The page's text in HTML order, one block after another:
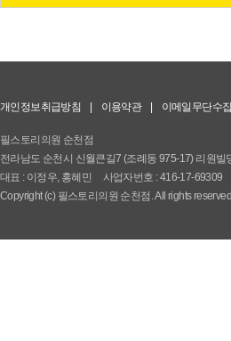
개인정보취급방침 이용약관 이메일무단수
필스토리의원 순천점
전라남도 순천시 신월큰길7 (조례동 975-17) 리원빌
대표 : 이정우, 홍혜민
사업자번호 : 416-17-69309
Copyright (c) 필스토리의원 순천점. All rights